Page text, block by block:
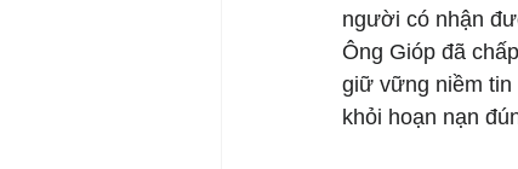
người có nhận
Ông Gióp đã
giữ vững niềm tin
khỏi hoạn nạn